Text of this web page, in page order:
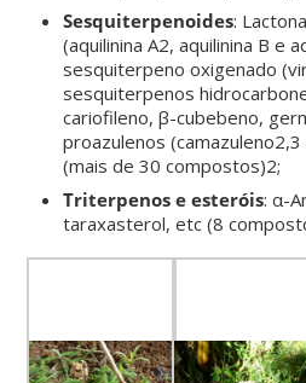
Sesquiterpenoides:
(aquilinina A2, aquilinina B e
sesquiterpeno oxigenado
sesquiterpenos
cariofileno, β-cubebeno,
proazulenos
(mais de 30 compostos)2;
Triterpenos e esteróis: α-
taraxasterol, etc (8